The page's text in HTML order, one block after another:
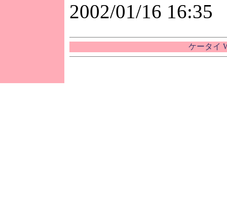
2002/01/16 16:35
ケータイ